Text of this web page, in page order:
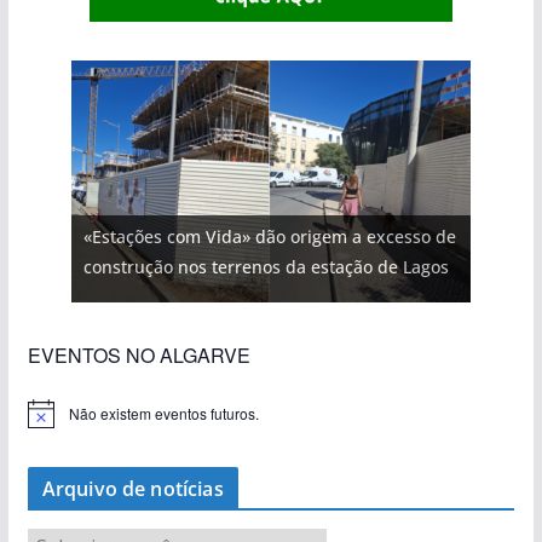
«Estações com Vida» dão origem a excesso de
construção nos terrenos da estação de Lagos
EVENTOS NO ALGARVE
Não existem eventos futuros.
Arquivo de notícias